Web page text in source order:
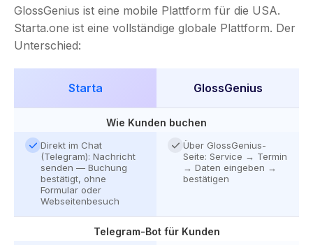
GlossGenius ist eine mobile Plattform für die USA.
Starta.one ist eine vollständige globale Plattform. Der
Unterschied:
Starta GlossGenius
Wie Kunden buchen
Direkt im Chat
(Telegram): Nachricht
senden — Buchung
bestätigt, ohne
Formular oder
Webseitenbesuch
Über GlossGenius-
Seite: Service → Termin
→ Daten eingeben →
bestätigen
Telegram-Bot für Kunden